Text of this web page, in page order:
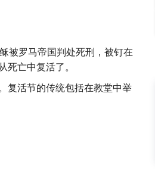
被罗马帝国判处死刑，被钉在
亡中复活了。
复活节的传统包括在教堂中举